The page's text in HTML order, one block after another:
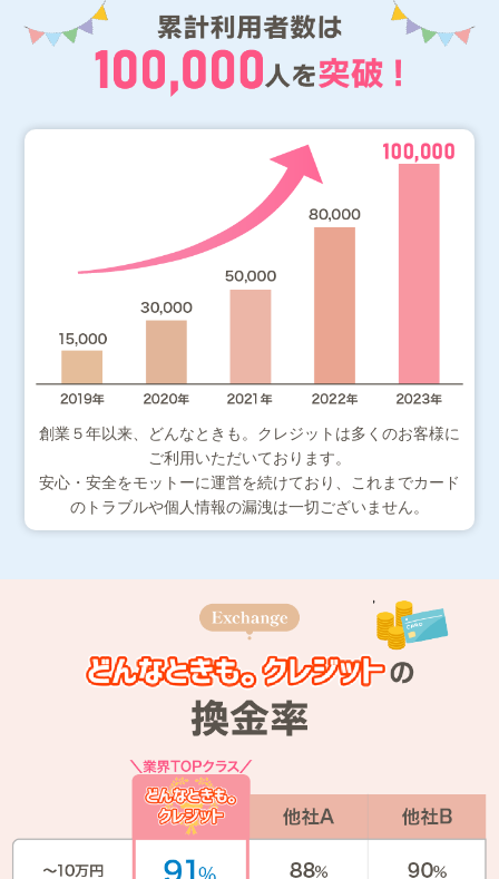
創業５年以来、どんなときも。クレジットは多くのお客様に
ご利用いただいております。
安心・安全をモットーに運営を続けており、これまでカード
のトラブルや個人情報の漏洩は一切ございません。